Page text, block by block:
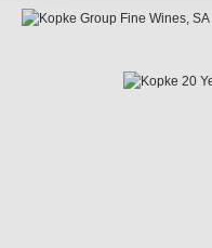
Bildergalerie überspringen